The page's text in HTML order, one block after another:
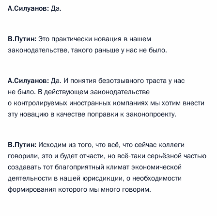
А.Силуанов: Да.
В.Путин: Это практически новация в нашем
законодательстве, такого раньше у нас не было.
А.Силуанов: Да. И понятия безотзывного траста у нас
не было. В действующем законодательстве
о контролируемых иностранных компаниях мы хотим внести
эту новацию в качестве поправки к законопроекту.
В.Путин: Исходим из того, что всё, что сейчас коллеги
говорили, это и будет отчасти, но всё‑таки серьёзной частью
создавать тот благоприятный климат экономической
деятельности в нашей юрисдикции, о необходимости
формирования которого мы много говорим.